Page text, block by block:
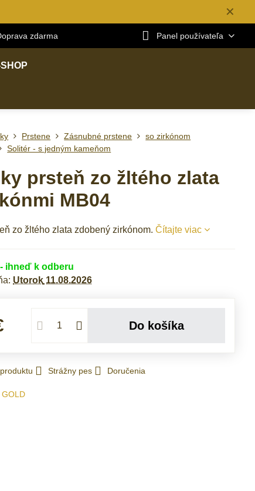
✕
zdarma Panel používateľa
SHOP
Prstene Zásnubné prstene
so zirkónom
Solitér - s jedným kameňom
prsteň zo žltého zlata
MB04
zo žltého zlata zdobený zirkónom.Čítajte viac
ihneď k odberu
Utorok 11.08.2026
Do košíka
Strážny pes Doručenia
GOLD